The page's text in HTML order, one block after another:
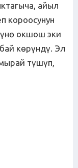
айыл
короосунун
окшош эки
көрүндү. Эл
түшүп,